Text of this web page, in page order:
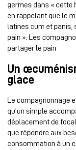
germes dans « cette
en rappelant que le
latines cum et
pain ». Les
partager le pain
Un
glace
Le compagnonnage
qu’un simple
déplacement de
que répondre aux
consommation à un